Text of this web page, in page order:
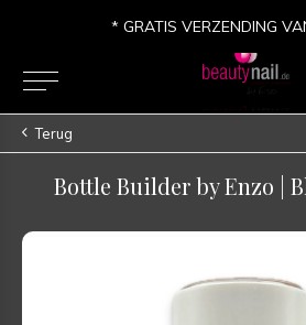
* GRATIS VERZENDING
Terug
Bottle Builder by Enzo |